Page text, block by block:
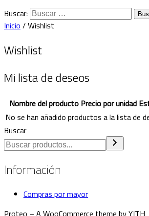
Buscar:
Inicio / Wishlist
Wishlist
Mi lista de deseos
Nombre del producto Precio por unidad
No se han añadido productos a la lista de
Buscar
Información
Compras por mayor
Proteo – A WooCommerce theme by YITH